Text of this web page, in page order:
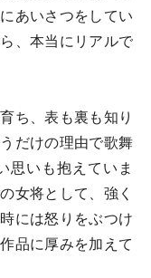
あいさつをしてい
、本当にリアルで
ち、表も裏も知り
だけの理由で歌舞
思いも抱えていま
女将として、強く
には怒りをぶつけ
品に厚みを加えて